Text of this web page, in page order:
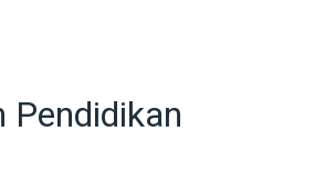
Pendidikan